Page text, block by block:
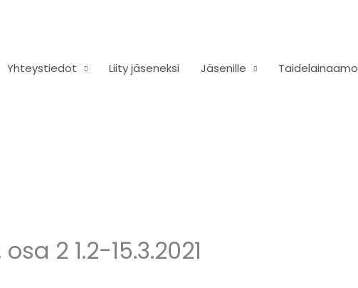
Yhteystiedot Liity jäseneksi Jäsenille Taidelainaamo
2 1.2-15.3.2021